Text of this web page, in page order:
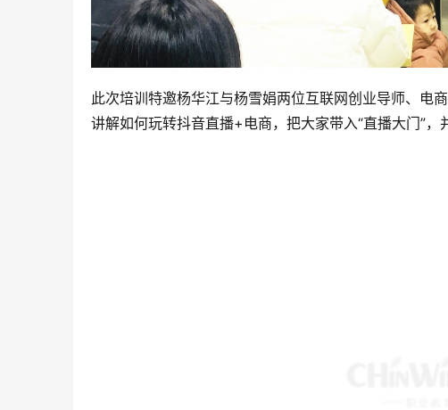
此次培训特邀杨华江与杨雪娟两位互联网创业导师、电
讲解如何玩转抖音直播+电商，把大家带入“直播大门”